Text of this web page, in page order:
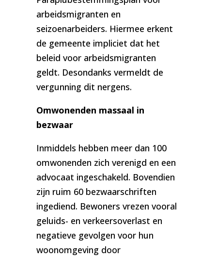
arbeidsmigranten en
seizoenarbeiders. Hiermee erkent
de gemeente impliciet dat het
beleid voor arbeidsmigranten
geldt. Desondanks vermeldt de
vergunning dit nergens.
Omwonenden massaal in
bezwaar
Inmiddels hebben meer dan 100
omwonenden zich verenigd en een
advocaat ingeschakeld. Bovendien
zijn ruim 60 bezwaarschriften
ingediend. Bewoners vrezen vooral
geluids- en verkeersoverlast en
negatieve gevolgen voor hun
woonomgeving door